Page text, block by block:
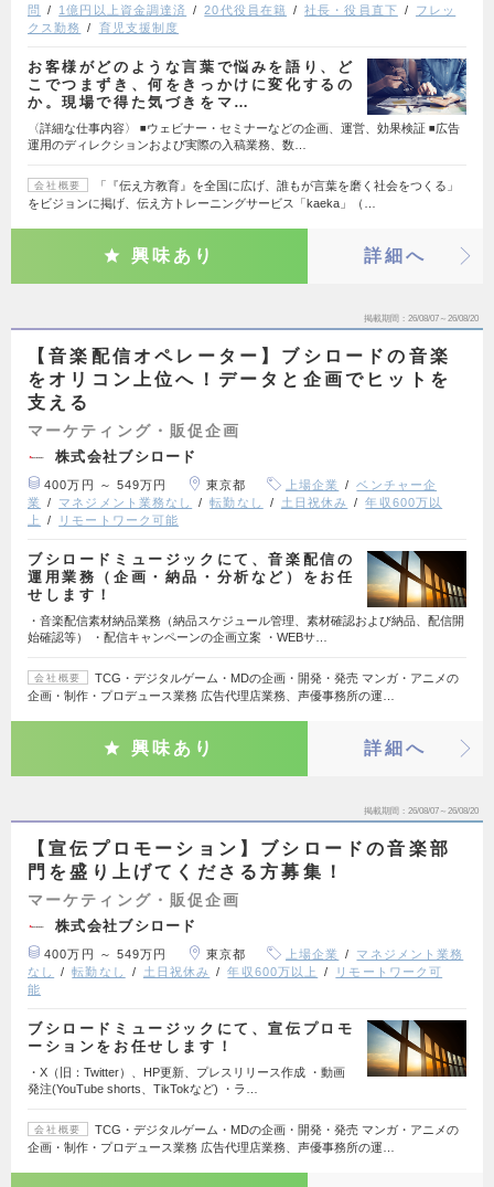
問
1億円以上資金調達済 20代役員在籍 社長・役員直下
フレッ
クス勤務
育児支援制度
お客様がどのような言葉で悩みを語り、ど
こでつまずき、何をきっかけに変化するの
か。現場で得た気づきをマ…
〈詳細な仕事内容〉 ◾️ウェビナー・セミナーなどの企画、運営、効果検証 ◾️広告
運用のディレクションおよび実際の入稿業務、数…
会社概要
「『伝え方教育』を全国に広げ、誰もが言葉を磨く社会をつくる」
をビジョンに掲げ、伝え方トレーニングサービス「kaeka」（…
興味あり 詳細へ
掲載期間 26/08/07～26/08/20
【音楽配信オペレーター】ブシロードの音楽
をオリコン上位へ！データと企画でヒットを
支える
マーケティング・販促企画
株式会社ブシロード
400万円 ～ 549万円 東京都 上場企業
ベンチャー企
業
マネジメント業務なし 転勤なし 土日祝休み
年収600万以
上
リモートワーク可能
ブシロードミュージックにて、音楽配信の
運用業務（企画・納品・分析など）をお任
せします！
・音楽配信素材納品業務（納品スケジュール管理、素材確認および納品、配信開
始確認等） ・配信キャンペーンの企画立案 ・WEBサ…
会社概要
TCG・デジタルゲーム・MDの企画・開発・発売 マンガ・アニメの
企画・制作・プロデュース業務 広告代理店業務、声優事務所の運…
興味あり 詳細へ
掲載期間 26/08/07～26/08/20
【宣伝プロモーション】ブシロードの音楽部
門を盛り上げてくださる方募集！
マーケティング・販促企画
株式会社ブシロード
400万円 ～ 549万円 東京都 上場企業
マネジメント業務
なし
転勤なし 土日祝休み 年収600万以上
リモートワーク可
能
ブシロードミュージックにて、宣伝プロモ
ーションをお任せします！
・X（旧：Twitter）、HP更新、プレスリリース作成 ・動画
発注(YouTube shorts、TikTokなど) ・ラ…
会社概要
TCG・デジタルゲーム・MDの企画・開発・発売 マンガ・アニメの
企画・制作・プロデュース業務 広告代理店業務、声優事務所の運…